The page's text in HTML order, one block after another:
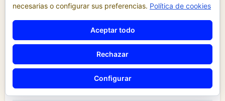
noviembre 1991
julio 1987
enero 1986
agosto 1985
necesarias o configurar sus preferencias. Política de cookies
Aceptar todo
Rechazar
Configurar